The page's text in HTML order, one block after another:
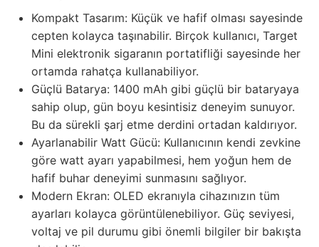
Kompakt Tasarım: Küçük ve hafif olması sayesinde
cepten kolayca taşınabilir. Birçok kullanıcı, Target
Mini elektronik sigaranın portatifliği sayesinde her
ortamda rahatça kullanabiliyor.
Güçlü Batarya: 1400 mAh gibi güçlü bir bataryaya
sahip olup, gün boyu kesintisiz deneyim sunuyor.
Bu da sürekli şarj etme derdini ortadan kaldırıyor.
Ayarlanabilir Watt Gücü: Kullanıcının kendi zevkine
göre watt ayarı yapabilmesi, hem yoğun hem de
hafif buhar deneyimi sunmasını sağlıyor.
Modern Ekran: OLED ekranıyla cihazınızın tüm
ayarları kolayca görüntülenebiliyor. Güç seviyesi,
voltaj ve pil durumu gibi önemli bilgiler bir bakışta